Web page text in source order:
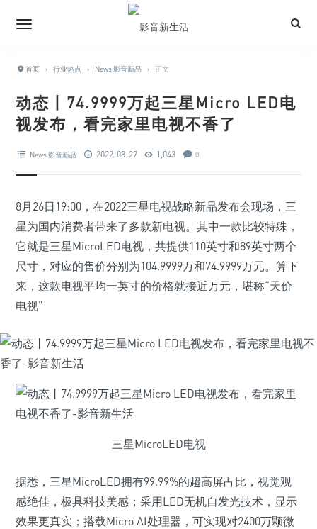
首页 › 行业热点 › News 影音新品 › 正文
动态丨74.9999万起三星Micro LED电
视发布，看完家里电视不香了
News 影音新品 2022-08-27 1,043 0
8月26日19:00，在2022三星电视战略新品发布会现场，三
星为国内消费者带来了多款新电视。其中一款比较特殊，
它就是三星MicroLED电视，共提供110英寸和89英寸两个
尺寸，对应的售价分别为104.9999万和74.9999万元。算下
来，这款电视平均一英寸的价格就接近万元，堪称“天价
电视”
三星MicroLED电视
据悉，三星MicroLED拥有99.99%的超高屏占比，视觉观
感绝佳，极具科技美感；采用LED无机自发光技术，显示
效果更真实；搭载Micro AI处理器，可实现对2400万颗微